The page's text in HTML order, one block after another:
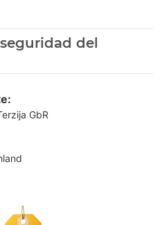
del
GbR